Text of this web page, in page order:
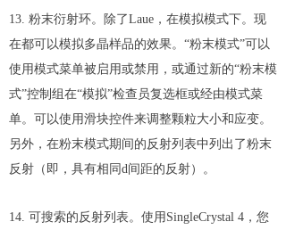
13. 粉末衍射环。除了Laue，在模拟模式下。现
在都可以模拟多晶样品的效果。“粉末模式”可以
使用模式菜单被启用或禁用，或通过新的“粉末模
式”控制组在“模拟”检查员复选框或经由模式菜
单。可以使用滑块控件来调整颗粒大小和应变。
另外，在粉末模式期间的反射列表中列出了粉末
反射（即，具有相同d间距的反射）。
14. 可搜索的反射列表。使用SingleCrystal 4，您